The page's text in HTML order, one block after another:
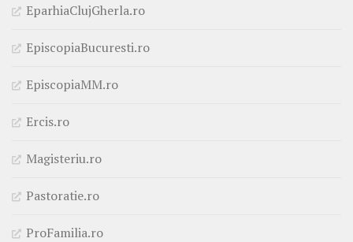
EparhiaClujGherla.ro
EpiscopiaBucuresti.ro
EpiscopiaMM.ro
Ercis.ro
Magisteriu.ro
Pastoratie.ro
ProFamilia.ro